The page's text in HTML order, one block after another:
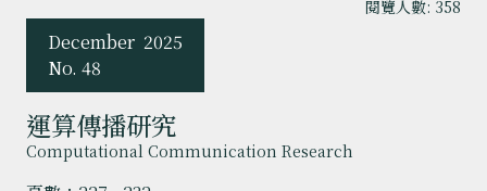
閱覽人數: 358
December 2025
No. 48
運算傳播研究
Computational Communication Research